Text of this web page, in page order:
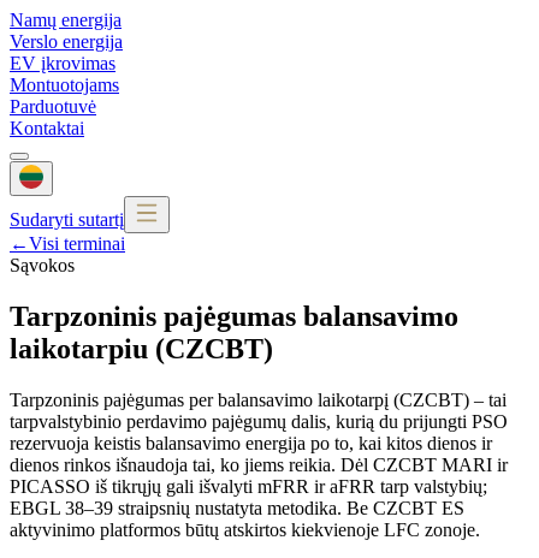
Namų energija
Verslo energija
EV įkrovimas
Montuotojams
Parduotuvė
Kontaktai
Sudaryti sutartį
←Visi terminai
Sąvokos
Tarpzoninis pajėgumas balansavimo
laikotarpiu (CZCBT)
Tarpzoninis pajėgumas per balansavimo laikotarpį (CZCBT) – tai
tarpvalstybinio perdavimo pajėgumų dalis, kurią du prijungti PSO
rezervuoja keistis balansavimo energija po to, kai kitos dienos ir
dienos rinkos išnaudoja tai, ko jiems reikia. Dėl CZCBT MARI ir
PICASSO iš tikrųjų gali išvalyti mFRR ir aFRR tarp valstybių;
EBGL 38–39 straipsnių nustatyta metodika. Be CZCBT ES
aktyvinimo platformos būtų atskirtos kiekvienoje LFC zonoje.